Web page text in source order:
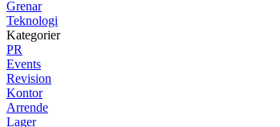
Grenar
Teknologi
Kategorier
PR
Events
Revision
Kontor
Arrende
Lager